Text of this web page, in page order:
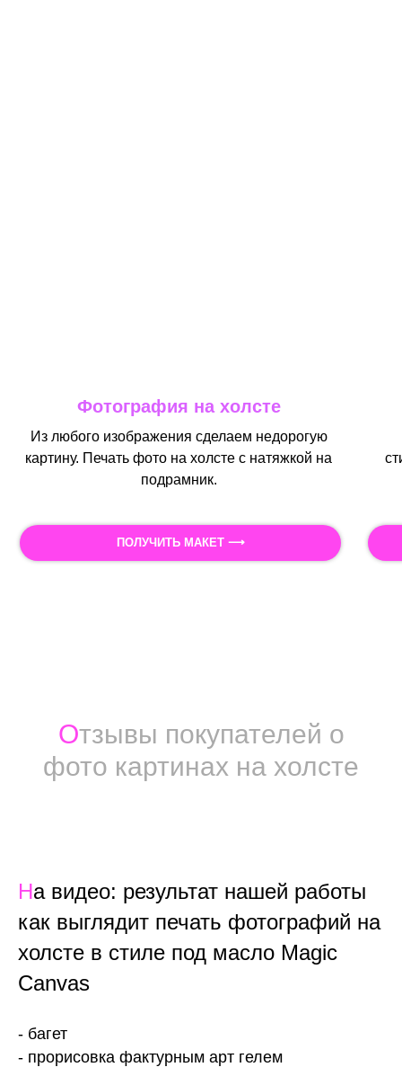
Фотография на холсте
Из любого изображения сделаем недорогую
картину. Печать фото на холсте с натяжкой на
подрамник.
ПОЛУЧИТЬ МАКЕТ ⟶
Отзывы покупателей о
фото картинах на холсте
На видео: результат нашей работы
как выглядит печать фотографий на
холсте в стиле под масло Magic
Canvas
- багет
- прорисовка фактурным арт гелем